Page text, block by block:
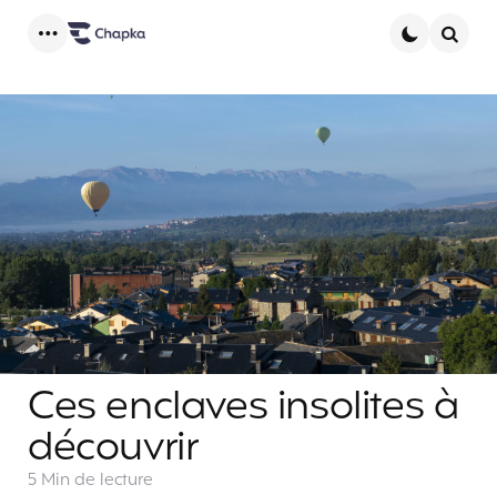
Ces enclaves insolites à
découvrir
5 Min de lecture